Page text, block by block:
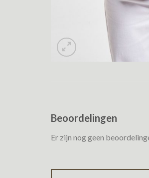
Beoordelingen
Er zijn nog geen